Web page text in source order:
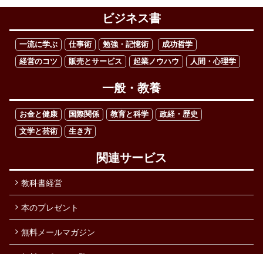
ビジネス書
一流に学ぶ 仕事術 勉強・記憶術
成功哲学
経営のコツ
販売とサービス 起業ノウハウ 人間・心理学
一般・教養
お金と健康 国際関係 教育と科学
政経・歴史
文学と芸術
生き方
関連サービス
教科書経営
本のプレゼント
無料メールマガジン